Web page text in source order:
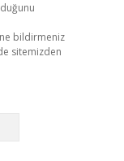
bildirmeniz
sitemizden